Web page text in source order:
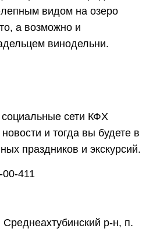
видом на озеро
а возможно и
винодельни.
сети КФХ
и тогда вы будете в
праздников и экскурсий.
411
Среднеахтубинский р-н, п.